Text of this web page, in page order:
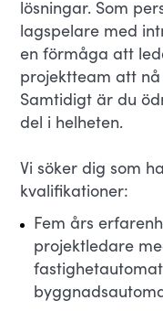
lösningar. Som
lagspelare med
en förmåga att
projektteam att
Samtidigt är du
del i helheten.
Vi söker dig som
kvalifikationer:
Fem års
projektledare